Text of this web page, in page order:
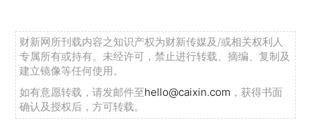
财新网所刊载内容之知识产权为财新传媒及/或相关权利人
专属所有或持有。未经许可，禁止进行转载、摘编、复制及
建立镜像等任何使用。
如有意愿转载，请发邮件至hello@caixin.com ，获得书面
确认及授权后，方可转载。